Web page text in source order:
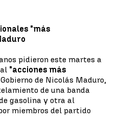
"más
pidieron este martes a
"acciones más
de Nicolás Maduro,
de una banda
gasolina y otra al
miembros del partido